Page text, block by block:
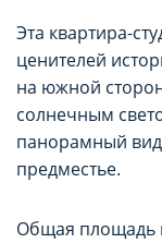
Эта квартира-
ценителей
на южной
солнечным
панорамный
предместье.
Общая площадь